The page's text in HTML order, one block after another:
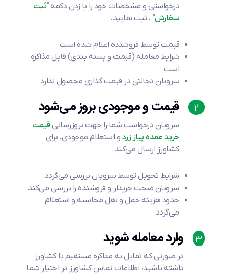
درخواستی و مشخصات خود را با زدن دکمه"ثبت
سفارش" ، ثبت نمایید.
قیمت توسط فروشنده اعلام شده است
شرایط معامله (قیمت و بسته بندی) قابل مذاکره
است
سروبان دخالتی در قیمت گذاری محصول ندارد
2 قیمت و موجودی بروز می‌شود
سروبان درخواست شما را جهت بروزرسانیقیمت
خرید عمده پیاز زرد و استعلام موجودی، برای
کشاورز ارسال می‌کند.
شرایط تحویل توسط سروبان بررسی می‌گردد
سروبان صحت خریدار و فروشنده را بررسی می‌کند
حدود هزینه حمل و نقل محاسبه و استعلام
می‌گردد
3 وارد معامله شوید
در صورتی که تمایل به مذاکره مستقیم با کشاورز
داشته باشید، اطلاعات تماس کشاورز در اختیار شما